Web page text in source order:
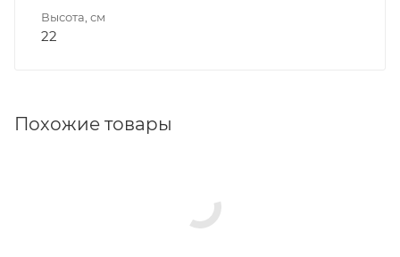
Высота, см
22
Похожие товары